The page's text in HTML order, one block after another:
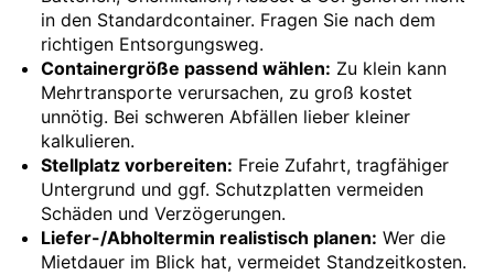
in den Standardcontainer. Fragen Sie nach dem
richtigen Entsorgungsweg.
Containergröße passend wählen: Zu klein kann
Mehrtransporte verursachen, zu groß kostet
unnötig. Bei schweren Abfällen lieber kleiner
kalkulieren.
Stellplatz vorbereiten: Freie Zufahrt, tragfähiger
Untergrund und ggf. Schutzplatten vermeiden
Schäden und Verzögerungen.
Liefer-/Abholtermin realistisch planen: Wer die
Mietdauer im Blick hat, vermeidet Standzeitkosten.